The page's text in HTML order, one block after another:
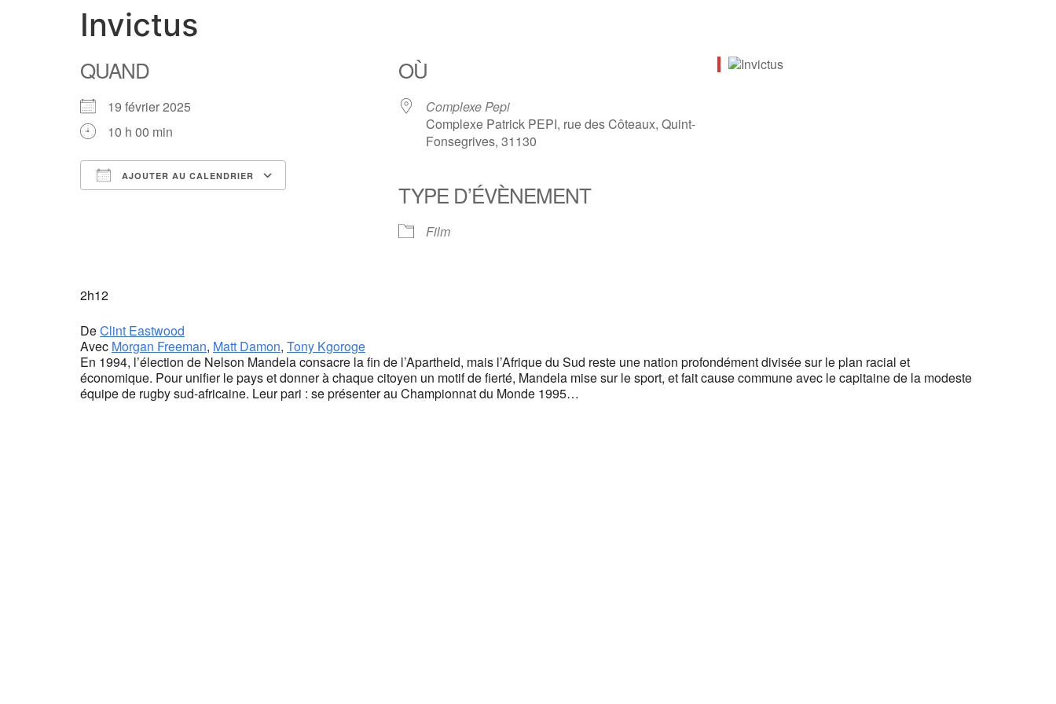
Invictus
QUAND
19 février 2025
10 h 00 min
AJOUTER AU CALENDRIER
OÙ
Complexe Pepi
Complexe Patrick PEPI, rue des Côteaux, Quint-
Fonsegrives, 31130
TYPE D’ÉVÈNEMENT
Film
2h12
DeClint Eastwood
Avec Morgan Freeman, Matt Damon, Tony Kgoroge
En 1994, l’élection de Nelson Mandela consacre la fin de l’Apartheid, mais l’Afrique du Sud reste une nation profondément divisée sur le plan racial et
économique. Pour unifier le pays et donner à chaque citoyen un motif de fierté, Mandela mise sur le sport, et fait cause commune avec le capitaine de la modeste
équipe de rugby sud-africaine. Leur pari : se présenter au Championnat du Monde 1995…